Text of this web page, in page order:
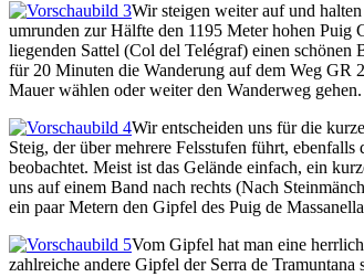
Wir steigen weiter auf und
umrunden zur Hälfte den 1195 Meter hohen Puig
liegenden Sattel (Col del Telégraf) einen
für 20 Minuten die Wanderung auf dem Weg GR
Mauer wählen oder weiter den Wanderweg gehen.
Wir entscheiden uns für die
Steig, der über mehrere Felsstufen führt,
beobachtet. Meist ist das Gelände einfach, ein
uns auf einem Band nach rechts (Nach
ein paar Metern den Gipfel des Puig de
Vom Gipfel hat man eine
zahlreiche andere Gipfel der Serra de